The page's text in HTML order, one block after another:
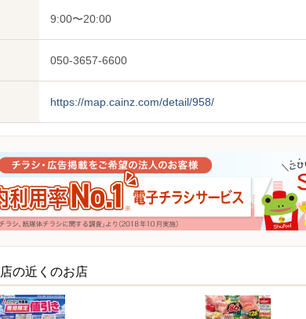
9:00〜20:00
050-3657-6600
https://map.cainz.com/detail/958/
の近くのお店